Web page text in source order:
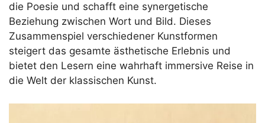
die Poesie und schafft eine synergetische
Beziehung zwischen Wort und Bild. Dieses
Zusammenspiel verschiedener Kunstformen
steigert das gesamte ästhetische Erlebnis und
bietet den Lesern eine wahrhaft immersive Reise in
die Welt der klassischen Kunst.